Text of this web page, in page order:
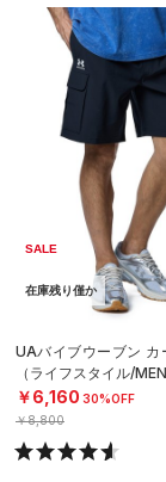
SALE
在庫残り僅か
UAバイブウーブン カ
（ライフスタイル/MEN
￥6,160 30%OFF
￥8,800